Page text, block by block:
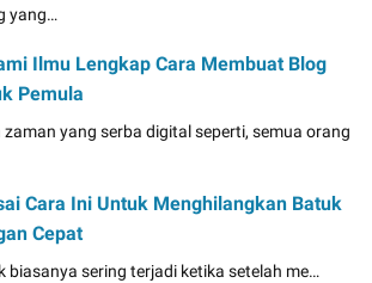
yang…
Ilmu Lengkap Cara Membuat Blog
Pemula
zaman yang serba digital seperti, semua orang
Cara Ini Untuk Menghilangkan Batuk
Cepat
biasanya sering terjadi ketika setelah me…